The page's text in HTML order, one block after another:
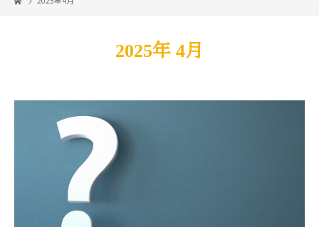
2025年 4月